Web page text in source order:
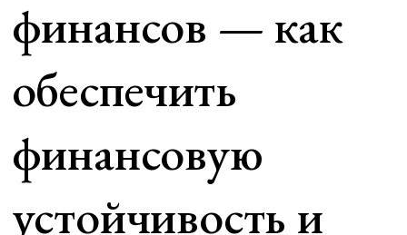
финансов — как
обеспечить
финансовую
устойчивость и